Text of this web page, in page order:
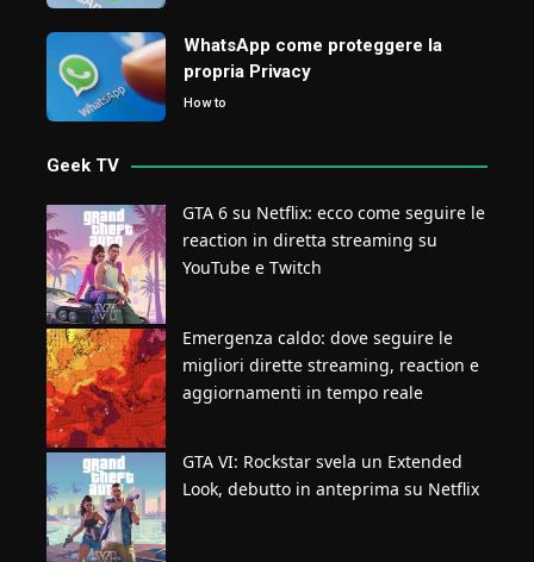
WhatsApp come proteggere la
propria Privacy
How to
Geek TV
GTA 6 su Netflix: ecco come seguire le
reaction in diretta streaming su
YouTube e Twitch
Emergenza caldo: dove seguire le
migliori dirette streaming, reaction e
aggiornamenti in tempo reale
GTA VI: Rockstar svela un Extended
Look, debutto in anteprima su Netflix